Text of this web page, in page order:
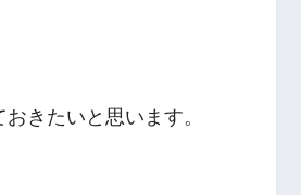
きたいと思います。